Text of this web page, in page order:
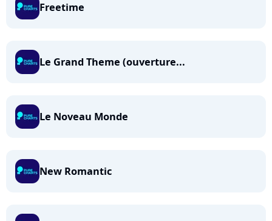
Freetime
Le Grand Theme (ouverture...
Le Noveau Monde
New Romantic